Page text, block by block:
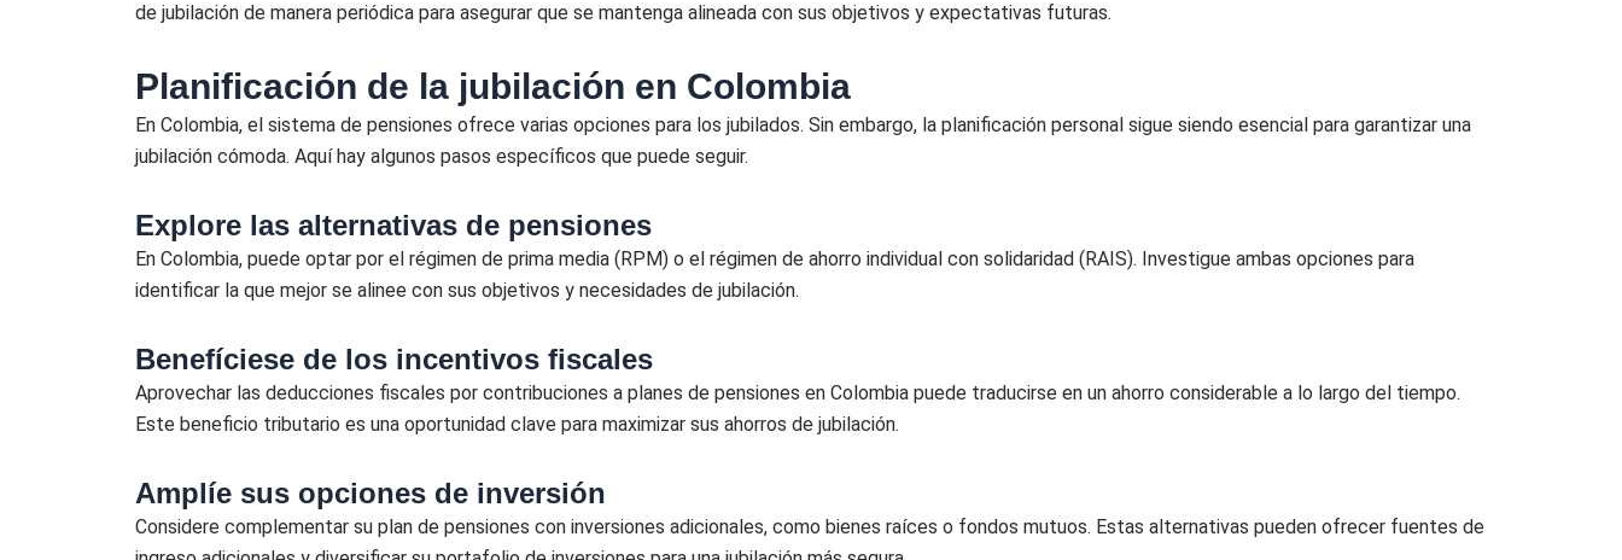
de jubilación de manera periódica para asegurar que se mantenga alineada con sus objetivos y expectativas futuras.
Planificación de la jubilación en Colombia
En Colombia, el sistema de pensiones ofrece varias opciones para los jubilados. Sin embargo, la planificación personal sigue siendo esencial para garantizar una
jubilación cómoda. Aquí hay algunos pasos específicos que puede seguir.
Explore las alternativas de pensiones
En Colombia, puede optar por el régimen de prima media (RPM) o el régimen de ahorro individual con solidaridad (RAIS). Investigue ambas opciones para
identificar la que mejor se alinee con sus objetivos y necesidades de jubilación.
Benefíciese de los incentivos fiscales
Aprovechar las deducciones fiscales por contribuciones a planes de pensiones en Colombia puede traducirse en un ahorro considerable a lo largo del tiempo.
Este beneficio tributario es una oportunidad clave para maximizar sus ahorros de jubilación.
Amplíe sus opciones de inversión
Considere complementar su plan de pensiones con inversiones adicionales, como bienes raíces o fondos mutuos. Estas alternativas pueden ofrecer fuentes de